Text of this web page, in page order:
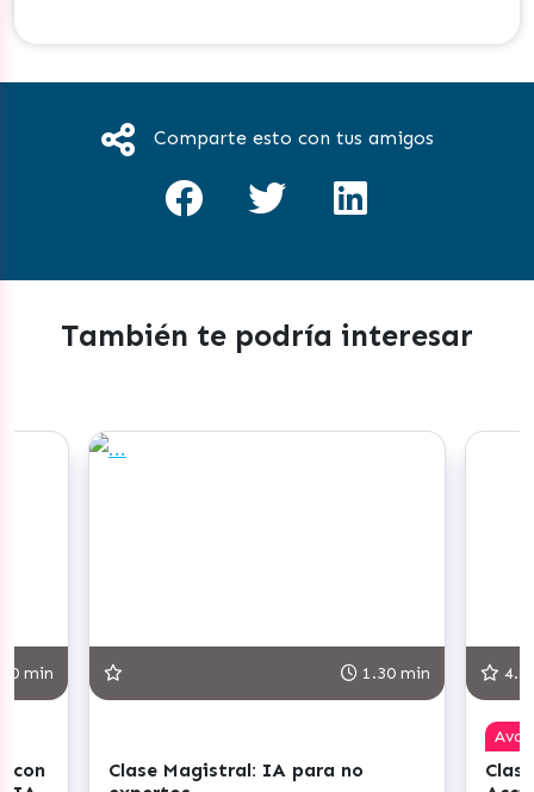
Comparte esto con tus amigos
También te podría interesar
min
con
1.30 min
Clase Magistral: IA para no
4.8